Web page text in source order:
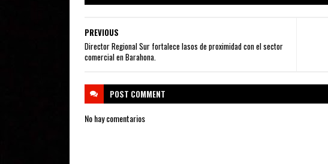
PREVIOUS
Director Regional Sur fortalece lasos de proximidad con el sector
comercial en Barahona.
POST COMMENT
No hay comentarios